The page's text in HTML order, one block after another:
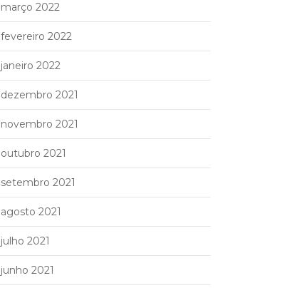
março 2022
fevereiro 2022
janeiro 2022
dezembro 2021
novembro 2021
outubro 2021
setembro 2021
agosto 2021
julho 2021
junho 2021